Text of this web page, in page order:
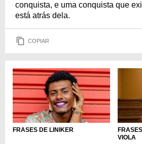
conquista, e uma conquista que
está atrás dela.
COPIAR
FRASES DE LINIKER
VIOLA